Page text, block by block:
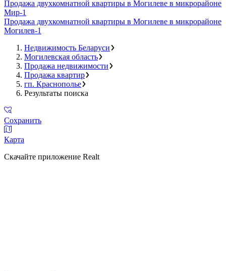
Продажа двухкомнатной квартиры в Могилеве в микрорайоне
Мир-1
Продажа двухкомнатной квартиры в Могилеве в микрорайоне
Могилев-1
Недвижимость Беларуси
Могилевская область
Продажа недвижимости
Продажа квартир
гп. Краснополье
Результаты поиска
Сохранить
Карта
Скачайте приложение Realt